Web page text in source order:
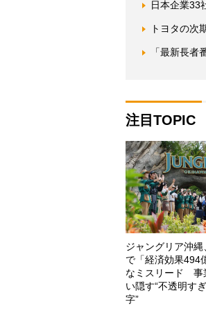
日本企業33
トヨタの次
「最新長
注目TOPIC
ジャングリア沖
で「経済効果494
なミスリード 事
い隠す“不透明す
字”